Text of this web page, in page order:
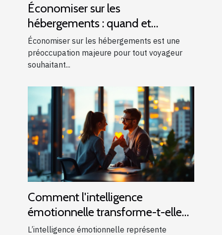
Économiser sur les
hébergements : quand et
comment réserver ?
Économiser sur les hébergements est une
préoccupation majeure pour tout voyageur
souhaitant...
Comment l'intelligence
émotionnelle transforme-t-elle
les performances en entreprise ?
L’intelligence émotionnelle représente